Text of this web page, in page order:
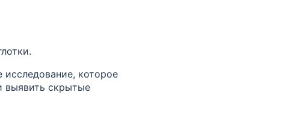
которое
выявить скрытые